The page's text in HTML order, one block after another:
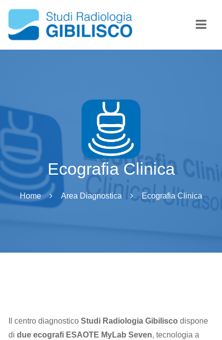
Ecografia Clinica
Home Area Diagnostica Ecografia Clinica
Il centro diagnosticoStudi Radiologia Gibilisco dispone
didue ecografi ESAOTE MyLab Seven, tecnologia a